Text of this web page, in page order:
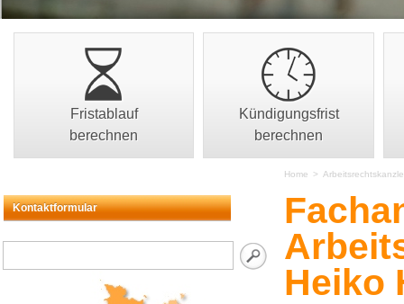
Fristablauf
berechnen
Kündigungsfrist
berechnen
Home >
Kontaktformular
Heiko